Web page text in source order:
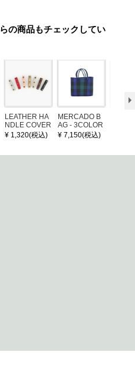
の商品もチェックしてい
LEATHER HA
NDLE COVER
¥ 1,320(税込)
MERCADO B
AG - 3COLOR
S CHECK - Bl
¥ 7,150(税込)